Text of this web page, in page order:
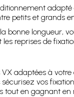
petits et grands
bonne longueur,
reprises de
adaptées à votre
vos
tout en gagnant en